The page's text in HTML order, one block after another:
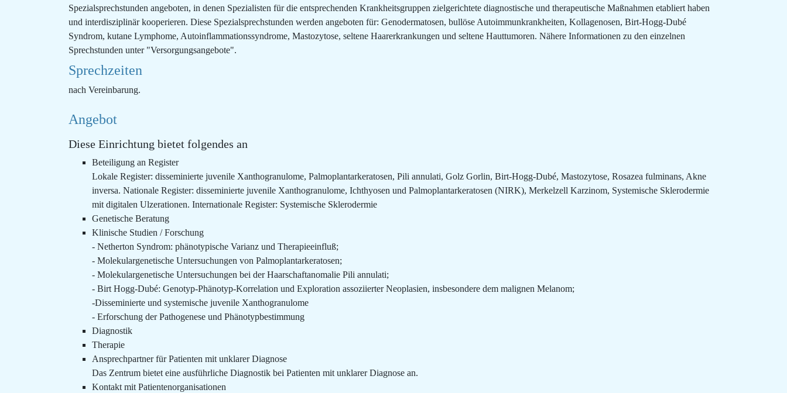
Spezialsprechstunden angeboten, in denen Spezialisten für die entsprechenden Krankheitsgruppen zielgerichtete diagnostische und therapeutische Maßnahmen etabliert haben
und interdisziplinär kooperieren. Diese Spezialsprechstunden werden angeboten für: Genodermatosen, bullöse Autoimmunkrankheiten, Kollagenosen, Birt-Hogg-Dubé
Syndrom, kutane Lymphome, Autoinflammationssyndrome, Mastozytose, seltene Haarerkrankungen und seltene Hauttumoren. Nähere Informationen zu den einzelnen
Sprechstunden unter "Versorgungsangebote".
Sprechzeiten
nach Vereinbarung.
Angebot
Diese Einrichtung bietet folgendes an
Beteiligung an Register
Lokale Register: disseminierte juvenile Xanthogranulome, Palmoplantarkeratosen, Pili annulati, Golz Gorlin, Birt-Hogg-Dubé, Mastozytose, Rosazea fulminans, Akne
inversa. Nationale Register: disseminierte juvenile Xanthogranulome, Ichthyosen und Palmoplantarkeratosen (NIRK), Merkelzell Karzinom, Systemische Sklerodermie
mit digitalen Ulzerationen. Internationale Register: Systemische Sklerodermie
Genetische Beratung
Klinische Studien / Forschung
- Netherton Syndrom: phänotypische Varianz und Therapieeinfluß;
- Molekulargenetische Untersuchungen von Palmoplantarkeratosen;
- Molekulargenetische Untersuchungen bei der Haarschaftanomalie Pili annulati;
- Birt Hogg-Dubé: Genotyp-Phänotyp-Korrelation und Exploration assoziierter Neoplasien, insbesondere dem malignen Melanom;
-Disseminierte und systemische juvenile Xanthogranulome
- Erforschung der Pathogenese und Phänotypbestimmung
Diagnostik
Therapie
Ansprechpartner für Patienten mit unklarer Diagnose
Das Zentrum bietet eine ausführliche Diagnostik bei Patienten mit unklarer Diagnose an.
Kontakt mit Patientenorganisationen